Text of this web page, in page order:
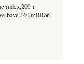
index,200 +
have 160 million